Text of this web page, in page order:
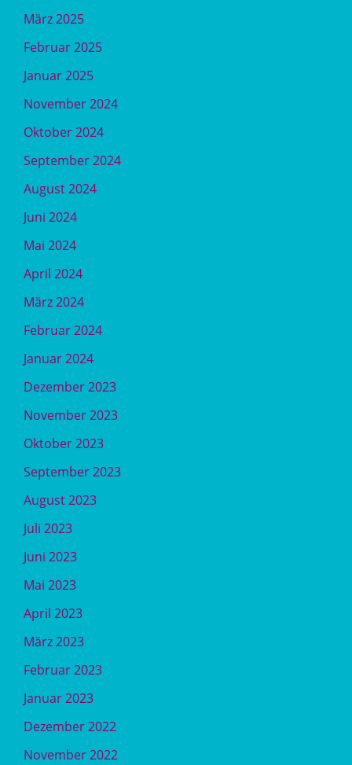
März 2025
Februar 2025
Januar 2025
November 2024
Oktober 2024
September 2024
August 2024
Juni 2024
Mai 2024
April 2024
März 2024
Februar 2024
Januar 2024
Dezember 2023
November 2023
Oktober 2023
September 2023
August 2023
Juli 2023
Juni 2023
Mai 2023
April 2023
März 2023
Februar 2023
Januar 2023
Dezember 2022
November 2022